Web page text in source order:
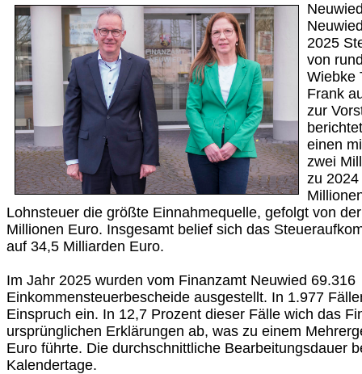
2025
von
Wiebke
Frank
zur
einen
zwei
zu
Lohnsteuer die größte Einnahmequelle, gefolgt von
Millionen Euro. Insgesamt belief sich das
auf 34,5 Milliarden Euro.
Im Jahr 2025 wurden vom Finanzamt Neuwied 69.316
Einkommensteuerbescheide ausgestellt. In 1.977
Einspruch ein. In 12,7 Prozent dieser Fälle wich das
ursprünglichen Erklärungen ab, was zu einem
Euro führte. Die durchschnittliche Bearbeitungsdauer
Kalendertage.